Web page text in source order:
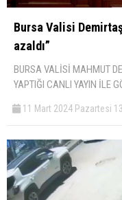
Bursa Valisi
azaldı”
BURSA VALİSİ MAHMUT
YAPTIĞI CANLI YAYIN İLE
11 Mart 2024 Pazartesi